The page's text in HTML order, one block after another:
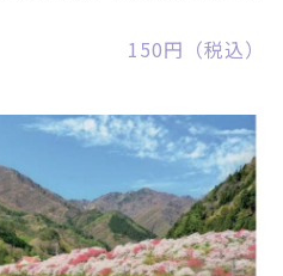
150円（税込）